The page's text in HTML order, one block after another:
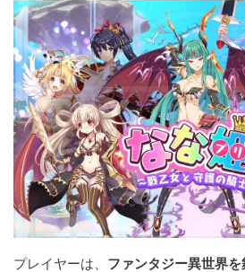
プレイヤーは、 ファンタジー異世界